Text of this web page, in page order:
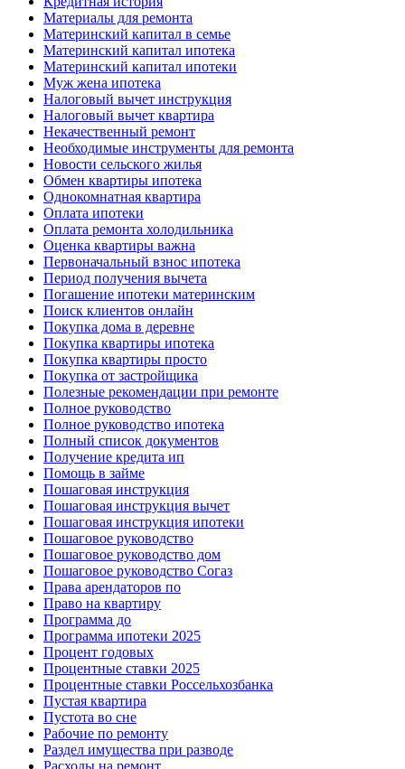
Материалы для ремонта
Материнский капитал в семье
Материнский капитал ипотека
Материнский капитал ипотеки
Муж жена ипотека
Налоговый вычет инструкция
Налоговый вычет квартира
Некачественный ремонт
Необходимые инструменты для ремонта
Новости сельского жилья
Обмен квартиры ипотека
Однокомнатная квартира
Оплата ипотеки
Оплата ремонта холодильника
Оценка квартиры важна
Первоначальный взнос ипотека
Период получения вычета
Погашение ипотеки материнским
Поиск клиентов онлайн
Покупка дома в деревне
Покупка квартиры ипотека
Покупка квартиры просто
Покупка от застройщика
Полезные рекомендации при ремонте
Полное руководство
Полное руководство ипотека
Полный список документов
Получение кредита ип
Помощь в займе
Пошаговая инструкция
Пошаговая инструкция вычет
Пошаговая инструкция ипотеки
Пошаговое руководство
Пошаговое руководство дом
Пошаговое руководство Согаз
Права арендаторов по
Право на квартиру
Программа до
Программа ипотеки 2025
Процент годовых
Процентные ставки 2025
Процентные ставки Россельхозбанка
Пустая квартира
Пустота во сне
Рабочие по ремонту
Раздел имущества при разводе
Расходы на ремонт